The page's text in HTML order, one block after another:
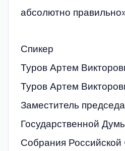
абсолютно
Спикер
Туров Артем
Туров Артем
Заместитель
Государственной
Собрания